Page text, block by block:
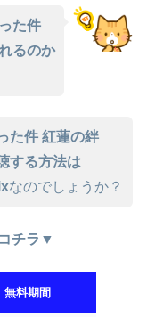
た件
るのか
た件 紅蓮の絆
する方法は
なのでしょうか？
チラ▼
無料期間